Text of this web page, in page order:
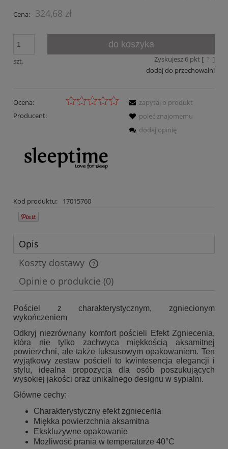
Cena: 324,68 zł
szt.
do koszyka
Zyskujesz 6pkt [ ? ]
dodaj do przechowalni
Ocena:
Producent:
Kod produktu: 17015760
zapytaj o produkt
poleć znajomemu
dodaj opinię
Opis
Koszty dostawy
Cena nie zawiera ewentualnych kosztów płatności
Opinie o produkcie (0)
Pościel z charakterystycznym, zgniecionym
wykończeniem
Odkryj niezrównany komfort pościeli Efekt Zgniecenia,
która nie tylko zachwyca miękkością aksamitnej
powierzchni, ale także luksusowym opakowaniem. Ten
wyjątkowy zestaw pościeli to kwintesencja elegancji i
stylu, idealna propozycja dla osób poszukujących
wysokiej jakości oraz unikalnego designu w sypialni.
Główne cechy:
Charakterystyczny efekt zgniecenia
Miękka powierzchnia aksamitna
Ekskluzywne opakowanie
Możliwość prania w temperaturze 40°C